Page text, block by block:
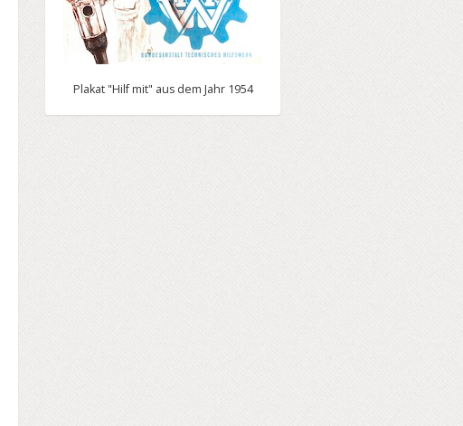
Plakat "Hilf mit" aus dem Jahr 1954